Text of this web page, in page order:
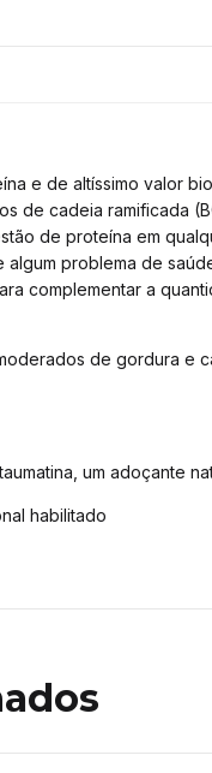
e de altíssimo valor
de cadeia ramificada
de proteína em
problema de
complementar a
de gordura e
um adoçante
habilitado